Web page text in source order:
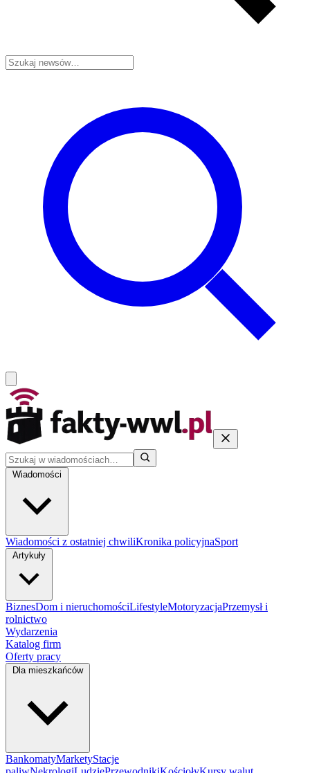
Wiadomości
Wiadomości z ostatniej chwiliKronika policyjnaSport
Artykuły
BiznesDom i nieruchomościLifestyleMotoryzacjaPrzemysł i
rolnictwo
Wydarzenia
Katalog firm
Oferty pracy
Dla mieszkańców
BankomatyMarketyStacje